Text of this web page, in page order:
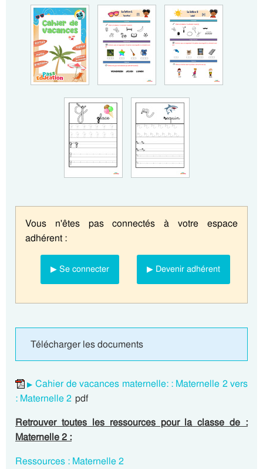
Vous n'êtes pas connectés à votre espace
adhérent :
▶ Se connecter ▶ Devenir adhérent
Télécharger les documents
Cahier de vacances maternelle: : Maternelle 2 vers
: Maternelle 2 pdf
Retrouver toutes les ressources pour la classe de :
Maternelle 2 :
Ressources : Maternelle 2